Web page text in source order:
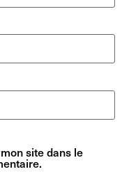
site dans le